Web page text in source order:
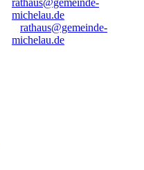
rathaus@gemeinde-
michelau.de